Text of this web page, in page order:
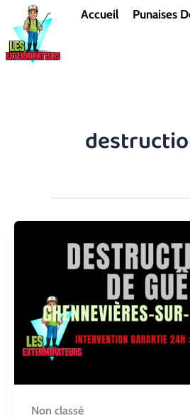
contenu
Accueil Punaises
Non classé